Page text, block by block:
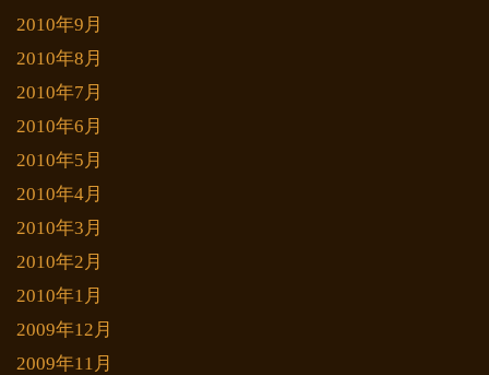
2010年9月
2010年8月
2010年7月
2010年6月
2010年5月
2010年4月
2010年3月
2010年2月
2010年1月
2009年12月
2009年11月